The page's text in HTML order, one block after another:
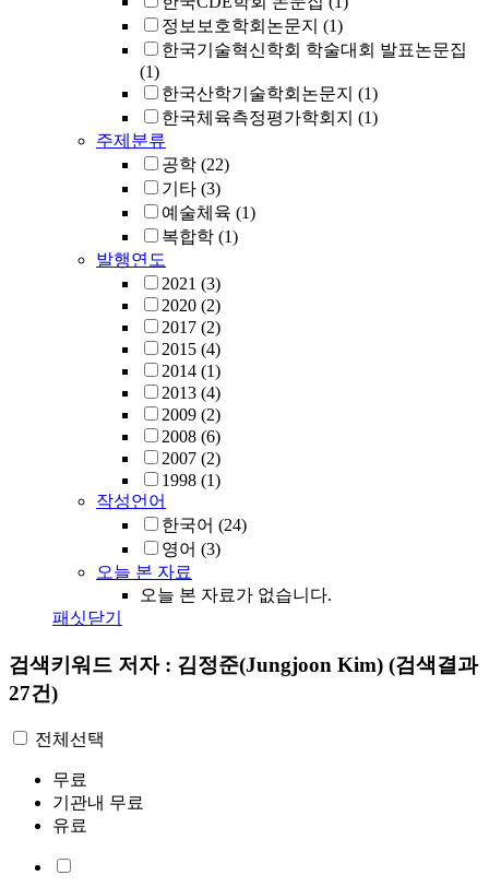
정보보호학회논문지 (1)
한국기술혁신학회 학술대회 발표논문집
(1)
한국산학기술학회논문지 (1)
한국체육측정평가학회지 (1)
주제분류
공학 (22)
기타 (3)
예술체육 (1)
복합학 (1)
발행연도
2021 (3)
2020 (2)
2017 (2)
2015 (4)
2014 (1)
2013 (4)
2009 (2)
2008 (6)
2007 (2)
1998 (1)
작성언어
한국어 (24)
영어 (3)
오늘 본 자료
오늘 본 자료가 없습니다.
패싯닫기
검색키워드 저자 : 김정준(Jungjoon Kim) (검색결과
27건)
전체선택
무료
기관내 무료
유료